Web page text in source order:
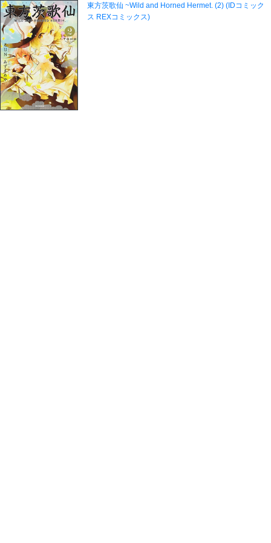
東方茨歌仙 ~Wild and Horned Hermet. (2) (IDコミック
ス REXコミックス)